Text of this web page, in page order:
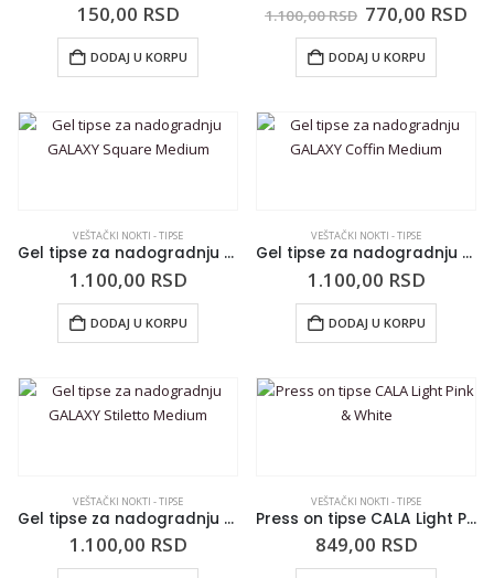
150,00 RSD
DODAJ U KORPU
1.100,00RSD 770,00 RSD
DODAJ U KORPU
VEŠTAČKI NOKTI - TIPSE
Gel tipse za nadogradnju GALAXY Square Medium
1.100,00 RSD
DODAJ U KORPU
VEŠTAČKI NOKTI - TIPSE
Gel tipse za nadogradnju GALAXY Coffin Medium
1.100,00 RSD
DODAJ U KORPU
VEŠTAČKI NOKTI - TIPSE
Gel tipse za nadogradnju GALAXY Stiletto Medium
1.100,00 RSD
VEŠTAČKI NOKTI - TIPSE
Press on tipse CALA Light Pink & White
849,00 RSD